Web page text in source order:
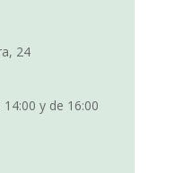
24
y de 16:00